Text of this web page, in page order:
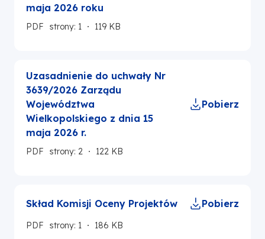
maja 2026 roku
PDF strony: 1 119 KB
Uzasadnienie do uchwały Nr
3639/2026 Zarządu
Województwa
Wielkopolskiego z dnia 15
maja 2026 r.
Pobierz
PDF strony: 2 122 KB
Skład Komisji Oceny Projektów Pobierz
PDF strony: 1 186 KB